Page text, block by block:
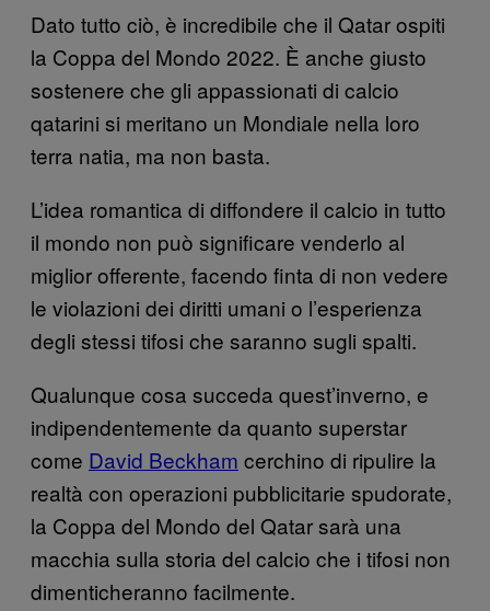
Dato tutto ciò, è incredibile che il Qatar ospiti
la Coppa del Mondo 2022. È anche giusto
sostenere che gli appassionati di calcio
qatarini si meritano un Mondiale nella loro
terra natia, ma non basta.
L’idea romantica di diffondere il calcio in tutto
il mondo non può significare venderlo al
miglior offerente, facendo finta di non vedere
le violazioni dei diritti umani o l’esperienza
degli stessi tifosi che saranno sugli spalti.
Qualunque cosa succeda quest’inverno, e
indipendentemente da quanto superstar
come David Beckham cerchino di ripulire la
realtà con operazioni pubblicitarie spudorate,
la Coppa del Mondo del Qatar sarà una
macchia sulla storia del calcio che i tifosi non
dimenticheranno facilmente.